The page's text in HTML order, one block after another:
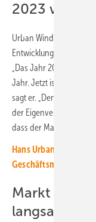
2023 war
Urban Windelen,
Entwicklung zwar mit
„Das Jahr 2023 war
Jahr. Jetzt ist der Markt
sagt er. „Denn die
der Eigenversorgung
dass der Markt im
Hans Urban: „Derzeit
Geschäftsmodelle“
Markt für
langsam los